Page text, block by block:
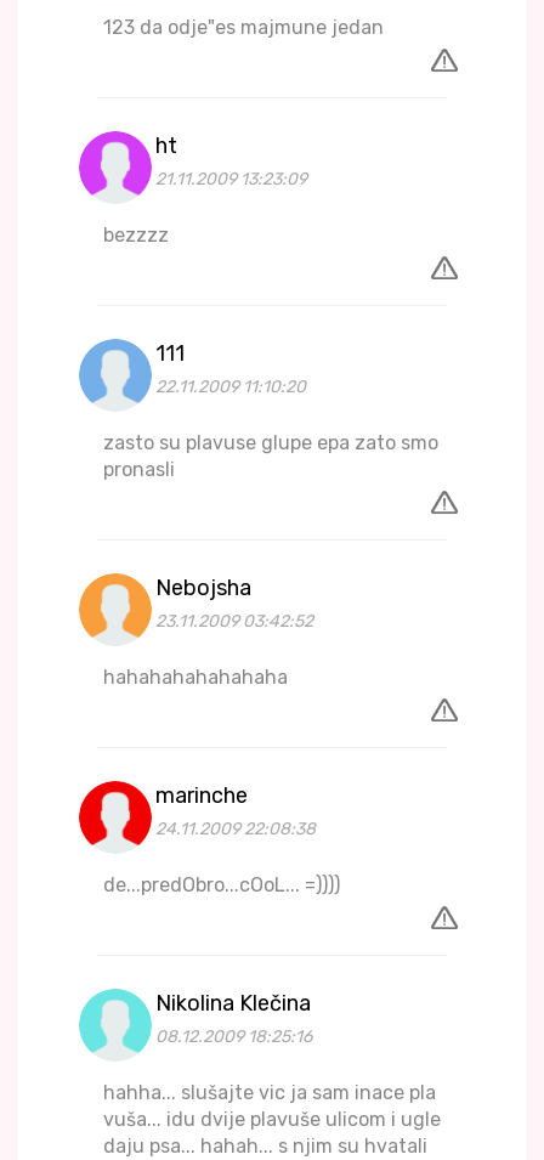
123 da odje"es majmune jedan
ht
21.11.2009 13:23:09
bezzzz
111
22.11.2009 11:10:20
zasto su plavuse glupe epa zato smo
pronasli
Nebojsha
23.11.2009 03:42:52
hahahahahahahaha
marinche
24.11.2009 22:08:38
de...predObro...cOoL... =))))
Nikolina Klečina
08.12.2009 18:25:16
hahha... slušajte vic ja sam inace pla
vuša... idu dvije plavuše ulicom i ugle
daju psa... hahah... s njim su hvatali